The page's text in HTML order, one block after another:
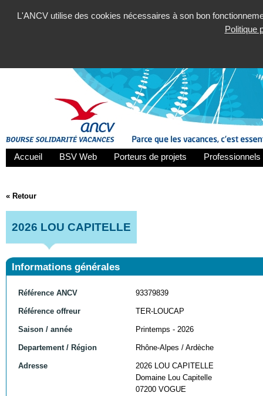
L'ANCV utilise des cookies nécessaires à son bon
Politique
Accueil BSV Web Porteurs de projets
« Retour
2026 LOU CAPITELLE
Informations générales
Référence ANCV 93379839
Référence offreur TER-LOUCAP
Saison / année Printemps - 2026
Departement / Région Rhône-Alpes / Ardèche
Adresse
2026 LOU CAPITELLE
Domaine Lou Capitelle
07200 VOGUE